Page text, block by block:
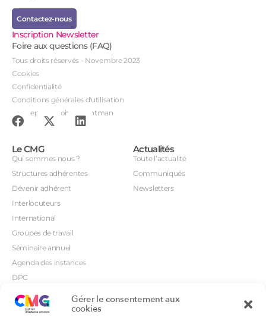
Gérer le consentement aux
cookies
Contactez-nous
Inscription Newsletter
Foire aux questions (FAQ)
Tous droits réservés - Novembre 2023
Cookies
Confidentialité
Conditions générales d'utilisation
Conception : John Brightman
Le CMG
Qui sommes nous ?
Structures adhérentes
Dévenir adhérent
Interlocuteurs
International
Groupes de travail
Séminaire annuel
Agenda des instances
DPC
Orientations prioritaires
Actualités
Toute l’actualité
Communiqués
Newsletters